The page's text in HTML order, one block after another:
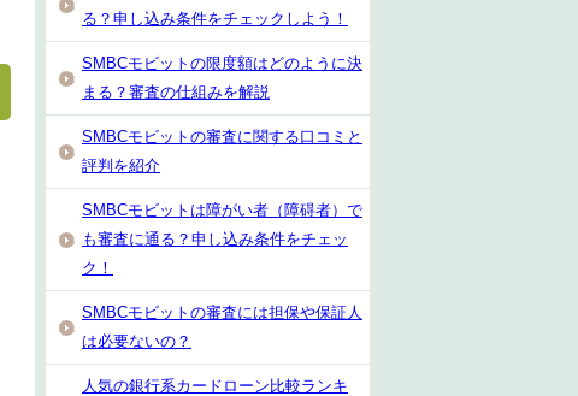
る？申し込み条件をチェックしよう！
SMBCモビットの限度額はどのように決
まる？審査の仕組みを解説
SMBCモビットの審査に関する口コミと
評判を紹介
SMBCモビットは障がい者（障碍者）で
も審査に通る？申し込み条件をチェッ
ク！
SMBCモビットの審査には担保や保証人
は必要ないの？
人気の銀行系カードローン比較ランキ